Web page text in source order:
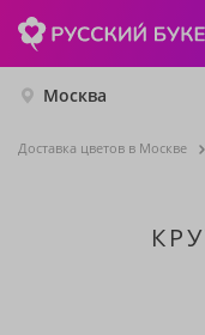
Москва
Доставка цветов в Москве